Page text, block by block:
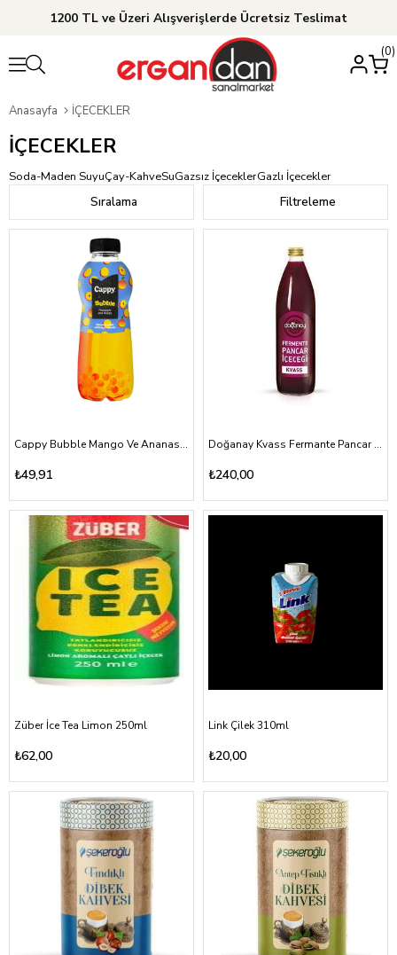
1200 TL ve Üzeri Alışverişlerde Ücretsiz Teslimat
0
Anasayfa İÇECEKLER
İÇECEKLER
Soda-Maden SuyuÇay-KahveSuGazsız İçeceklerGazlı İçecekler
Filtreleme
Sıralama
Cappy Bubble Mango Ve Ananas Aromalı İçecek 330ml
₺49,91
Doğanay Kvass Fermante Pancar İçeceği 750ml
₺240,00
Züber İce Tea Limon 250ml
₺62,00
Link Çilek 310ml
₺20,00